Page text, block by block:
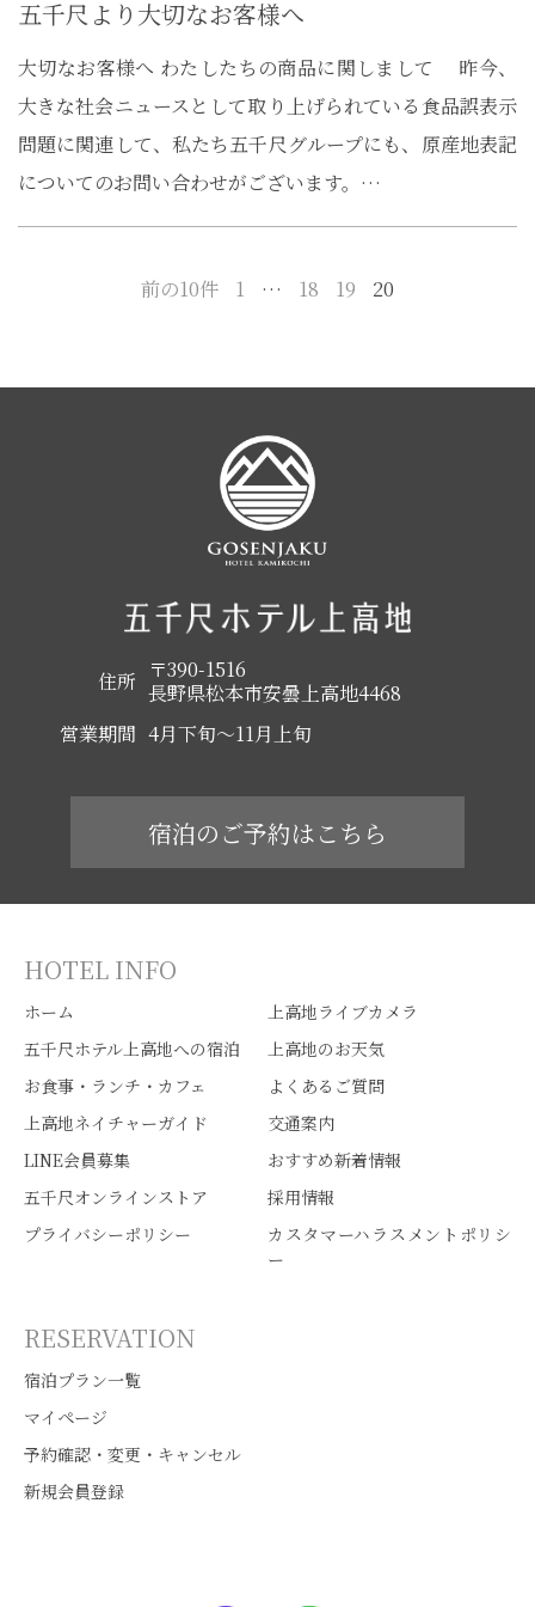
五千尺より大切なお客様へ
大切なお客様へ わたしたちの商品に関しまして 昨今、
大きな社会ニュースとして取り上げられている食品誤表示
問題に関連して、私たち五千尺グループにも、原産地表記
についてのお問い合わせがございます。…
前の10件 1 … 18 19 20
住所
〒390-1516
長野県松本市安曇上高地4468
営業期間 4月下旬～11月上旬
宿泊のご予約はこちら
HOTEL INFO
ホーム
上高地ライブカメラ
五千尺ホテル上高地への宿泊
上高地のお天気
お食事・ランチ・カフェ
よくあるご質問
上高地ネイチャーガイド
交通案内
LINE会員募集
おすすめ新着情報
五千尺オンラインストア
採用情報
プライバシーポリシー
カスタマーハラスメントポリシ
ー
RESERVATION
宿泊プラン一覧
マイページ
予約確認・変更・キャンセル
新規会員登録